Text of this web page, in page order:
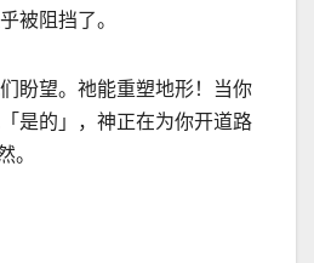
被阻挡了。
盼望。祂能重塑地形！当你
是的」，神正在为你开道路
。